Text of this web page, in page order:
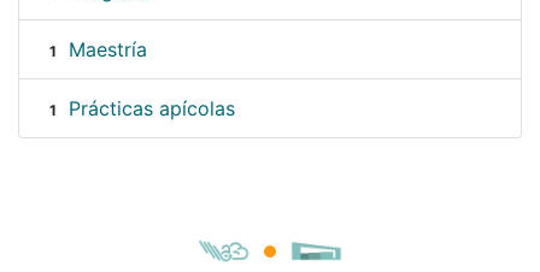
1 Maestría
1 Prácticas apícolas